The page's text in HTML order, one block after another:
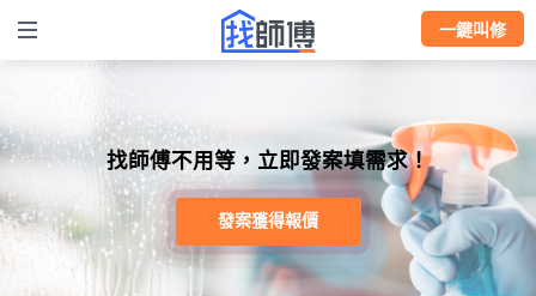
一鍵叫修
找師傅不用等，立即發案填需求！
發案獲得報價